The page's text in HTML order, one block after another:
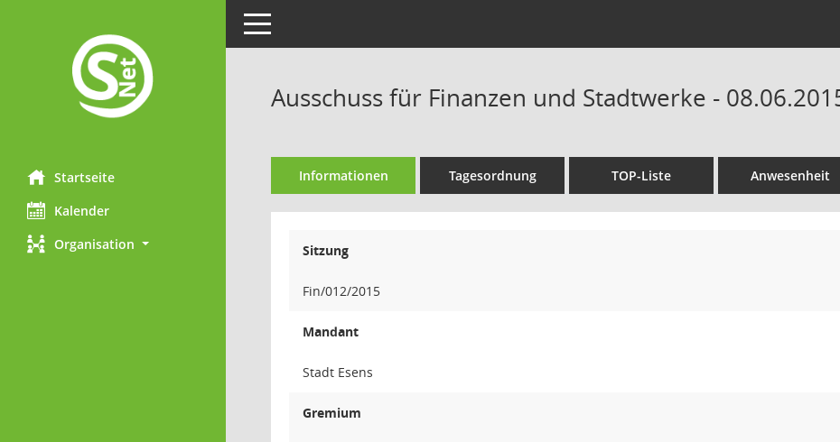
Startseite
Kalender
Organisation
Toggle navigation
Ausschuss für Finanzen und Stadtwerke -
Informationen Tagesordnung TOP-Liste Anwesenheit
Sitzung
Fin/012/2015
Mandant
Stadt Esens
Gremium